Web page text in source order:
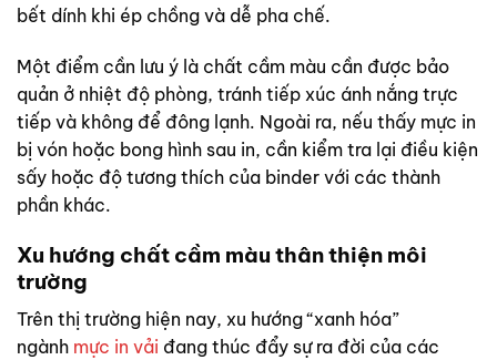
bết dính khi ép chồng và dễ pha chế.
Một điểm cần lưu ý là chất cầm màu cần được bảo
quản ở nhiệt độ phòng, tránh tiếp xúc ánh nắng trực
tiếp và không để đông lạnh. Ngoài ra, nếu thấy mực in
bị vón hoặc bong hình sau in, cần kiểm tra lại điều kiện
sấy hoặc độ tương thích của binder với các thành
phần khác.
Xu hướng chất cầm màu thân thiện môi
trường
Trên thị trường hiện nay, xu hướng “xanh hóa”
ngành mực in vải đang thúc đẩy sự ra đời của các